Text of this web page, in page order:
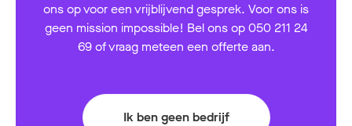
ons op voor een vrijblijvend gesprek. Voor ons is
geen mission impossible! Bel ons op 050 211 24
69 of vraag meteen een offerte aan.
Ik ben geen bedrijf